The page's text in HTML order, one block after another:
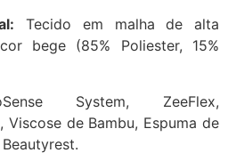
Tecido em malha de alta
bege (85% Poliester, 15%
System, ZeeFlex,
Viscose de Bambu, Espuma de